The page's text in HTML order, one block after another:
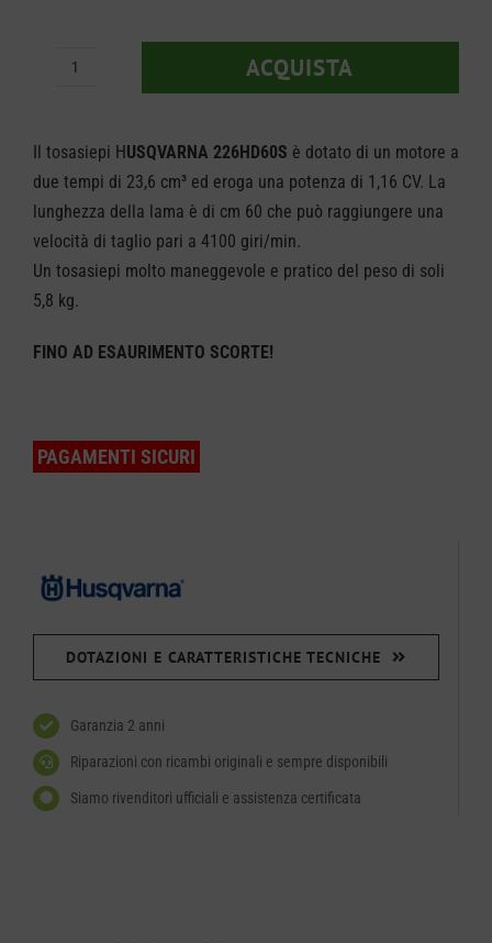
DOTAZIONI E CARATTERISTICHE TECNICHE
Garanzia 2 anni
Riparazioni con ricambi originali e sempre disponibili
Siamo rivenditori ufficiali e assistenza certificata
226HD60S
quantità
ACQUISTA
Il tosasiepi HUSQVARNA 226HD60S è dotato di un motore a
due tempi di 23,6 cm³ ed eroga una potenza di 1,16 CV. La
lunghezza della lama è di cm 60 che può raggiungere una
velocità di taglio pari a 4100 giri/min.
Un tosasiepi molto maneggevole e pratico del peso di soli
5,8 kg.
FINO AD ESAURIMENTO SCORTE!
PAGAMENTI SICURI